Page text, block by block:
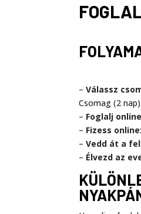
–Válassz
Csomag (2 nap).
– Foglalj
– Fizess online
–Vedd át a
– Élvezd az